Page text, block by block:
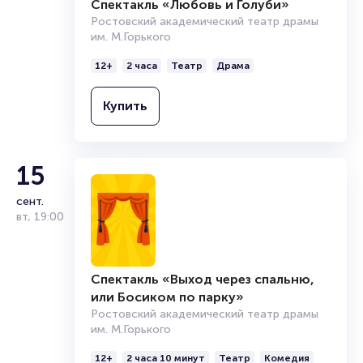
Спектакль «Любовь и Голуби»
Ростовский академический театр драмы
им. М.Горького
12+ 2 часа Театр Драма
Купить
15
сент.
вт, 19:00
Спектакль «Выход через спальню,
или Босиком по парку»
Ростовский академический театр драмы
им. М.Горького
12+ 2 часа 10 минут Театр Комедия